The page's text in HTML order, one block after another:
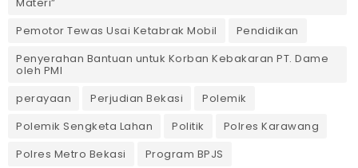
Pemotor Tewas Usai Ketabrak Mobil‎
Pendidikan
Penyerahan Bantuan untuk Korban Kebakaran PT. Dame
oleh PMI
perayaan
Perjudian Bekasi
Polemik
Polemik Sengketa Lahan
Politik
Polres Karawang
Polres Metro Bekasi
Program BPJS